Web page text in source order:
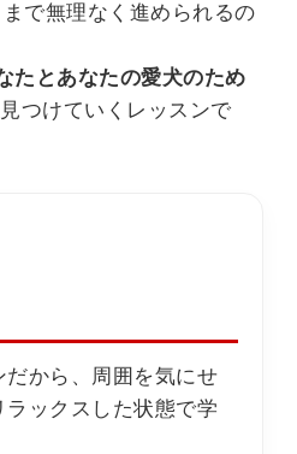
で無理なく進められるの
たとあなたの愛犬のため
つけていくレッスンで
だから、周囲を気にせ
ックスした状態で学